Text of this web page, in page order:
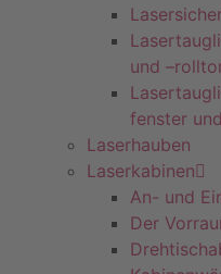
und
fenster
Laserhauben
Laserkabinen
An- und
Der